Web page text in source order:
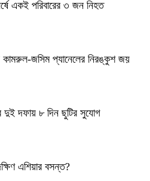
একই পরিবারের ৩ জন নিহত
কামরুল-জসিম প্যানেলের নিরঙ্কুশ জয়
দুই দফায় ৮ দিন ছুটির সুযোগ
এশিয়ার বসন্ত?